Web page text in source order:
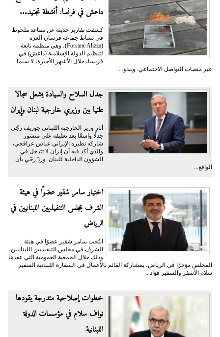
داعش في فرنسا: أنشطة تجنيد...
كشفت تقارير حديثة عن تصاعد ملحوظ
في نشاط جماعة فرسان العزة
(Forsane Alizza)، وهي منظمة تابعة
لتنظيم الدولة الإسلامية (داعش) في
فرنسا، خلال الأشهر الأخيرة، لا سيما
عبر منصات التواصل الاجتماعي. ويبدو...
جدل السلاح والسيادة يشعل سجالا
علنيا بين وزيري خارجية لبنان وإيران
أثار وزير الخارجية اللبناني جوزيف رجّي
جدلًا واسعًا بعد تعليقه على منشور
شاركه نظيره الإيراني عباس عراقجي،
والذي أكد فيه أن إيران لا تتدخل في
الشؤون الداخلية للبنان. وردّ رجّي بأن
الواقع...
اختيار سامر شقير عضوًا في هيئة
الشرف بمجلس التنفيذيين اللبنانيين في
الرياض
انتُخب سامر شقير عضوًا في هيئة
الشرف في مجلس التنفيذيين اللبنانيين،
وذلك خلال الجمعية العمومية التي عقدها
المجلس مؤخرًا في الرياض، بمشاركة القائم بالأعمال في السفارة اللبنانية السفير
سلام الأشقر والسفير فؤاد...
خطوات إصلاحية متدرجة يقودها
نواف سلام في مؤسسات الدولة
اللبنانية